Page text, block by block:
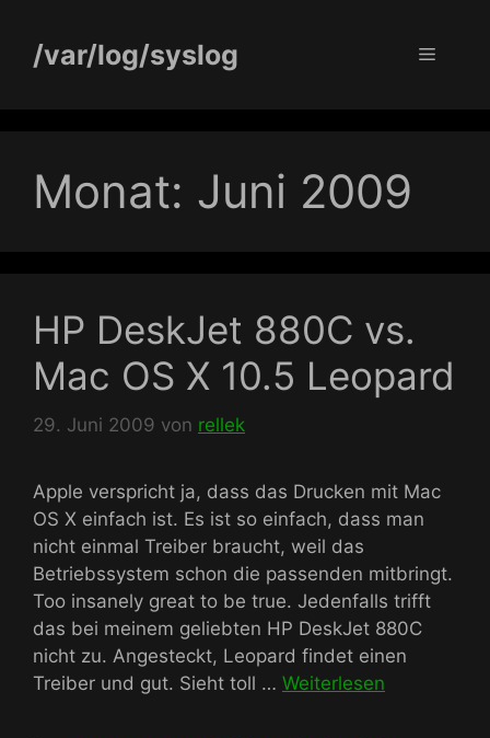
Inhalt
springen
/var/log/syslog Menü
Monat: Juni 2009
HP DeskJet 880C vs.
Mac OS X 10.5 Leopard
29. Juni 2009 von rellek
Apple verspricht ja, dass das Drucken mit Mac
OS X einfach ist. Es ist so einfach, dass man
nicht einmal Treiber braucht, weil das
Betriebssystem schon die passenden mitbringt.
Too insanely great to be true. Jedenfalls trifft
das bei meinem geliebten HP DeskJet 880C
nicht zu. Angesteckt, Leopard findet einen
Treiber und gut. Sieht toll … Weiterlesen